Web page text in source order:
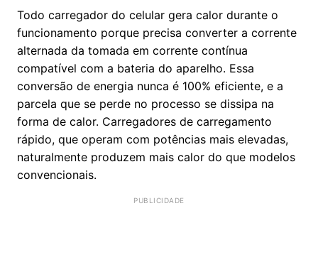
Todo carregador do celular gera calor durante o
funcionamento porque precisa converter a corrente
alternada da tomada em corrente contínua
compatível com a bateria do aparelho. Essa
conversão de energia nunca é 100% eficiente, e a
parcela que se perde no processo se dissipa na
forma de calor. Carregadores de carregamento
rápido, que operam com potências mais elevadas,
naturalmente produzem mais calor do que modelos
convencionais.